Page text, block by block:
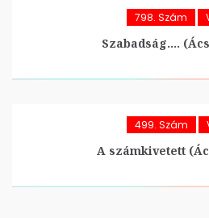
798. Szám
Szabadság….
499. Szám
A számkivetett